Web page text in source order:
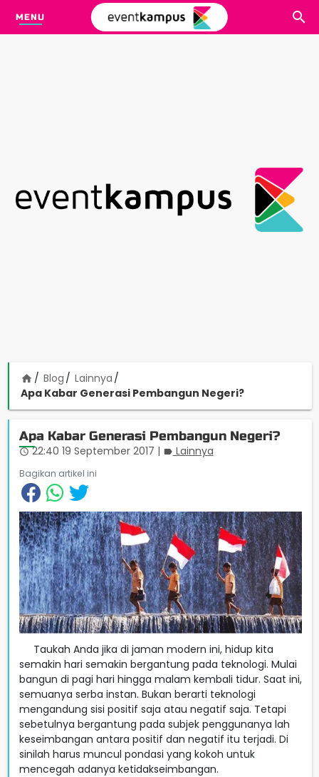
MENU
home Blog
Lainnya
Apa Kabar Generasi Pembangun Negeri?
Apa Kabar Generasi Pembangun Negeri?
access_time 22:40 19 September 2017 | label Lainnya
Bagikan artikel ini
Taukah Anda jika di jaman modern ini, hidup kita
semakin hari semakin bergantung pada teknologi. Mulai
bangun di pagi hari hingga malam kembali tidur. Saat ini,
semuanya serba instan. Bukan berarti teknologi
mengandung sisi positif saja atau negatif saja. Tetapi
sebetulnya bergantung pada subjek penggunanya lah
keseimbangan antara positif dan negatif itu terjadi. Di
sinilah harus muncul pondasi yang kokoh untuk
mencegah adanya ketidakseimbangan.